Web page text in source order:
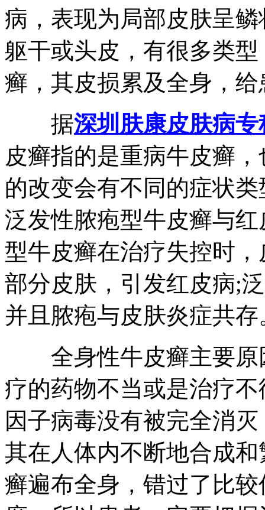
病，表现为局部皮肤呈
躯干或头皮，有很多类
癣，其皮损累及全身，
据深圳肤康皮肤病专
皮癣指的是重病牛皮癣
的改变会有不同的症状
泛发性脓疱型牛皮癣与
型牛皮癣在治疗失控时
部分皮肤，引发红皮病;
并且脓疱与皮肤炎症共存
全身性牛皮癣主要原
疗的药物不当或是治疗
因子病毒没有被完全消
其在人体内不断地合成
癣遍布全身，错过了比